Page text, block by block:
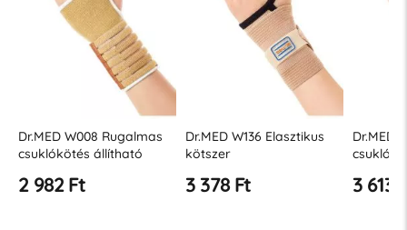
Dr.MED W008 Rugalmas
csuklókötés állítható
2 982 Ft
Dr.MED W136 Elasztikus
kötszer
3 378 Ft
Dr.MED
3 613